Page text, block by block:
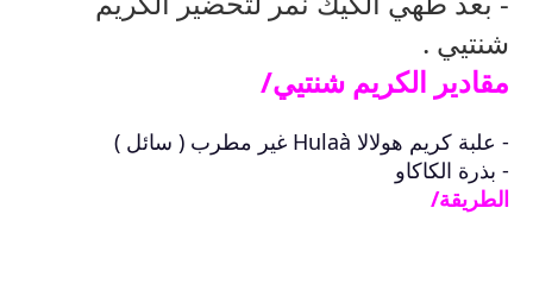
شنتيي .
مقادير الكريم شنتيي/
- علبة كريم هولالا Hulaà غير مطرب ( سائل
)
- بذرة الكاكاو
الطريقة/